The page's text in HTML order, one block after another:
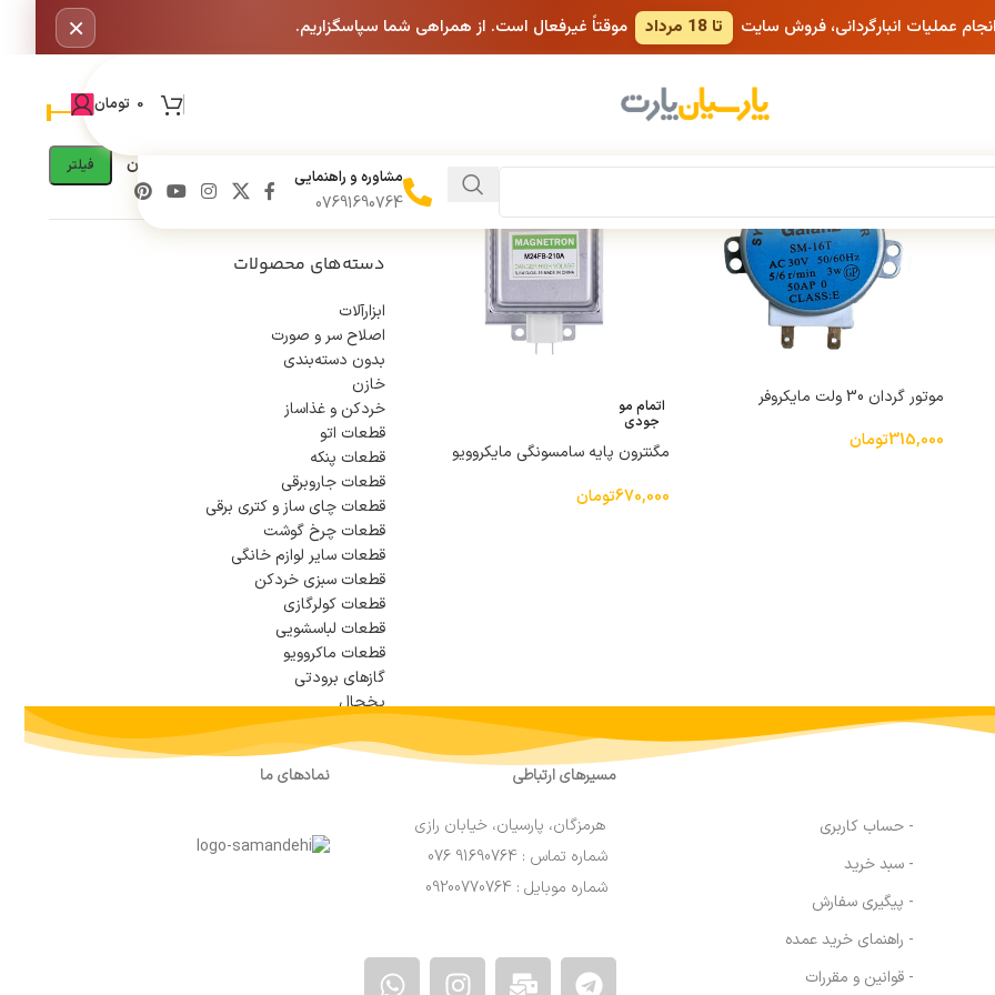
عملیات انبارگردانی، فروش سایت تا 18 مرداد موقتاً غیرفعال است. از همراهی شما سپاسگزاریم. ×
0 تومان
مشاوره و راهنمایی
07691690764
نمایش
موتور گردان 30 ولت مایکروفر
315,000تومان
اتمام مو
جودی
مگنترون پایه سامسونگی مایکروویو
670,000تومان
فیلتر قیمت:285,000تومان
دسته‌های محصولات
ابزارآلات
اصلاح سر و صورت
بدون دسته‌بندی
خازن
خردکن و غذاساز
قطعات اتو
قطعات پنکه
قطعات جاروبرقی
قطعات چای ساز و کتری برقی
قطعات چرخ گوشت
قطعات سایر لوازم خانگی
قطعات سبزی خردکن
قطعات کولرگازی
قطعات لباسشویی
قطعات ماکروویو
گازهای برودتی
یخچال
- حساب کاربری
- سبد خرید
- پیگیری سفارش
- راهنمای خرید عمده
- قوانین و مقررات
مسیرهای ارتباطی
هرمزگان، پارسیان، خیابان رازی
شماره تماس : 91690764 076
شماره موبایل : 09200770764
نمادهای ما